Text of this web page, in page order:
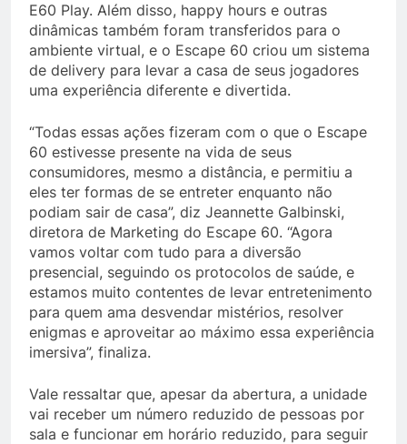
E60 Play. Além disso, happy hours e outras
dinâmicas também foram transferidos para o
ambiente virtual, e o Escape 60 criou um sistema
de delivery para levar a casa de seus jogadores
uma experiência diferente e divertida.
“Todas essas ações fizeram com o que o Escape
60 estivesse presente na vida de seus
consumidores, mesmo a distância, e permitiu a
eles ter formas de se entreter enquanto não
podiam sair de casa”, diz Jeannette Galbinski,
diretora de Marketing do Escape 60. “Agora
vamos voltar com tudo para a diversão
presencial, seguindo os protocolos de saúde, e
estamos muito contentes de levar entretenimento
para quem ama desvendar mistérios, resolver
enigmas e aproveitar ao máximo essa experiência
imersiva”, finaliza.
Vale ressaltar que, apesar da abertura, a unidade
vai receber um número reduzido de pessoas por
sala e funcionar em horário reduzido, para seguir